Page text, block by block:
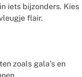
iets bijzonders. Kies
flair.
zoals gala’s en